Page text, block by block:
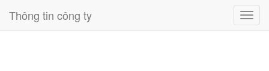
Thông tin công ty